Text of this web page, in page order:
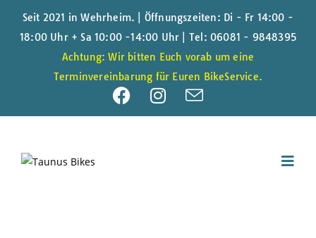
Seit 2021 in Wehrheim. | Öffnungszeiten: Di - Fr 14:00 -
18:00 Uhr + Sa 10:00 -14:00 Uhr | Tel: 06081 - 9848395
Achtung: Wir bitten Euch vorab um eine
Terminvereinbarung für Euren BikeService.